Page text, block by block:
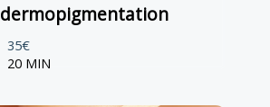
dermopigmentation
35€
20 MIN